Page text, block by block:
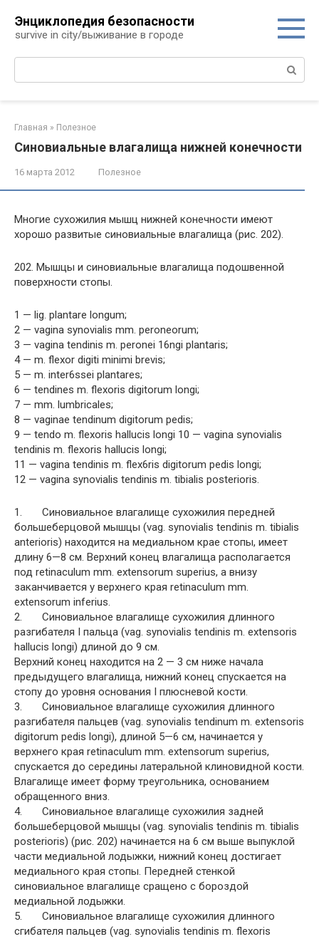
контенту
Энциклопедия безопасности
survive in city/выживание в городе
Поиск:
Главная » Полезное
Синовиальные влагалища нижней конечности
16 марта 2012 Полезное
Многие сухожилия мышц нижней конечности имеют
хорошо развитые синовиальные влагалища (рис. 202).
202. Мышцы и синовиальные влагалища подошвенной
поверхности стопы.
1 — lig. plantare longum;
2 — vagina synovialis mm. peroneorum;
3 — vagina tendinis m. peronei 16ngi plantaris;
4 — m. flexor digiti minimi brevis;
5 — m. inter6ssei plantares;
6 — tendines m. flexoris digitorum longi;
7 — mm. lumbricales;
8 — vaginae tendinum digitorum pedis;
9 — tendo m. flexoris hallucis longi 10 — vagina synovialis
tendinis m. flexoris hallucis longi;
11 — vagina tendinis m. flex6ris digitorum pedis longi;
12 — vagina synovialis tendinis m. tibialis posterioris.
1. Синовиальное влагалище сухожилия передней
большеберцовой мышцы (vag. synovialis tendinis m. tibialis
anterioris) находится на медиальном крае стопы, имеет
длину 6—8 см. Верхний конец влагалища располагается
под retinaculum mm. extensorum superius, а внизу
заканчивается у верхнего края retinaculum mm.
extensorum inferius.
2. Синовиальное влагалище сухожилия длинного
разгибателя I пальца (vag. synovialis tendinis m. extensoris
hallucis longi) длиной до 9 см.
Верхний конец находится на 2 — 3 см ниже начала
предыдущего влагалища, нижний конец спускается на
стопу до уровня основания I плюсневой кости.
3. Синовиальное влагалище сухожилия длинного
разгибателя пальцев (vag. synovialis tendinum m. extensoris
digitorum pedis longi), длиной 5—6 см, начинается у
верхнего края retinaculum mm. extensorum superius,
спускается до середины латеральной клиновидной кости.
Влагалище имеет форму треугольника, основанием
обращенного вниз.
4. Синовиальное влагалище сухожилия задней
большеберцовой мышцы (vag. synovialis tendinis m. tibialis
posterioris) (рис. 202) начинается на 6 см выше выпуклой
части медиальной лодыжки, нижний конец достигает
медиального края стопы. Передней стенкой
синовиальное влагалище сращено с бороздой
медиальной лодыжки.
5. Синовиальное влагалище сухожилия длинного
сгибателя пальцев (vag. synovialis tendinis m. flexoris